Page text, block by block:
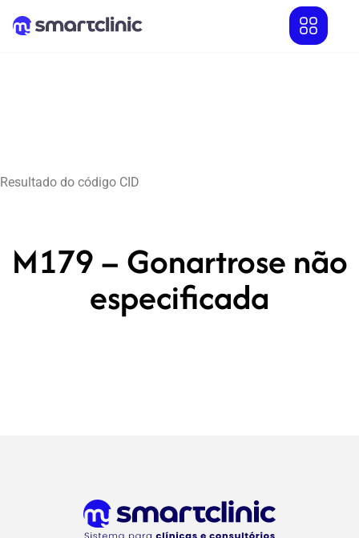
Resultado do código CID
M179 – Gonartrose não
especificada